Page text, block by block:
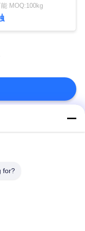
ド
55
129
MOQ:100kg
い管
for?